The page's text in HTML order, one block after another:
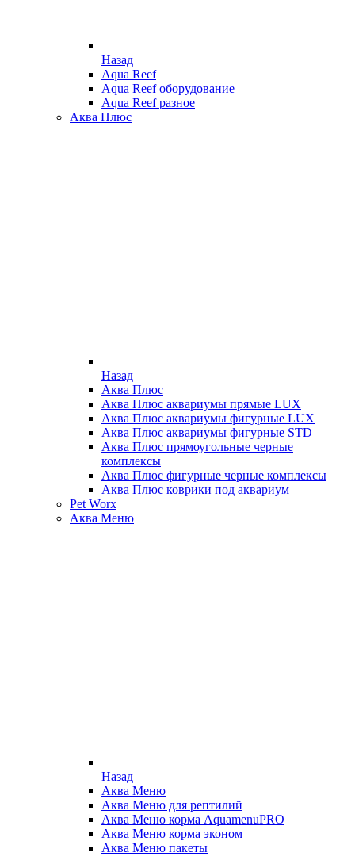
Назад
Aqua Reef
Aqua Reef оборудование
Aqua Reef разное
Аква Плюс
Назад
Аква Плюс
Аква Плюс аквариумы прямые LUX
Аква Плюс аквариумы фигурные LUX
Аква Плюс аквариумы фигурные STD
Аква Плюс прямоугольные черные
комплексы
Аква Плюс фигурные черные комплексы
Аква Плюс коврики под аквариум
Pet Worx
Аква Меню
Назад
Аква Меню
Аква Меню для рептилий
Аква Меню корма AquamenuPRO
Аква Меню корма эконом
Аква Меню пакеты